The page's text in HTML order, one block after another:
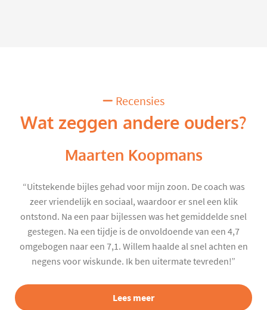
Recensies
Wat zeggen andere ouders?
Maarten Koopmans
“Uitstekende bijles gehad voor mijn zoon. De coach was
zeer vriendelijk en sociaal, waardoor er snel een klik
ontstond. Na een paar bijlessen was het gemiddelde snel
gestegen. Na een tijdje is de onvoldoende van een 4,7
omgebogen naar een 7,1. Willem haalde al snel achten en
negens voor wiskunde. Ik ben uitermate tevreden!”
Lees meer